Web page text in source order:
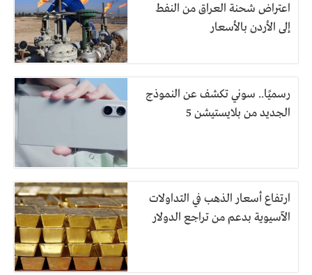
اعتراض شحنة العراق من النفط
إلى الأردن بالأسعار
رسميًا.. سوني تكشف عن النموذج
الجديد من بلايستيشن 5
ارتفاع أسعار الذهب في التداولات
الآسيوية بدعم من تراجع الدولار